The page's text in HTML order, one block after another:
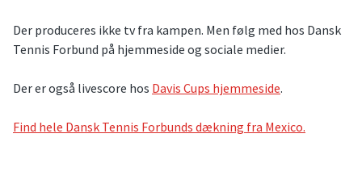
Der produceres ikke tv fra kampen. Men følg med hos Dansk
Tennis Forbund på hjemmeside og sociale medier.
Der er også livescore hos Davis Cups hjemmeside.
Find hele Dansk Tennis Forbunds dækning fra Mexico.